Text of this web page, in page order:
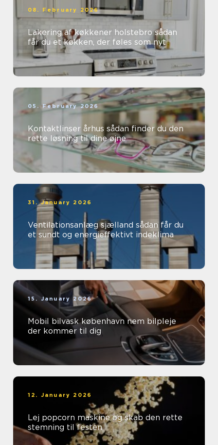
08. February 2026
Lakering af køkkener holstebro sådan
får du et køkken, der føles som nyt
05. February 2026
Kontaktlinser århus sådan finder du den
rette løsning til dine øjne
31. January 2026
Ventilationsanlæg sjælland sådan får du
et sundt og energieffektivt indeklima
15. January 2026
Mobil bilvask københavn nem bilpleje
der kommer til dig
12. January 2026
Lej popcorn maskine og skab den rette
stemning til festen